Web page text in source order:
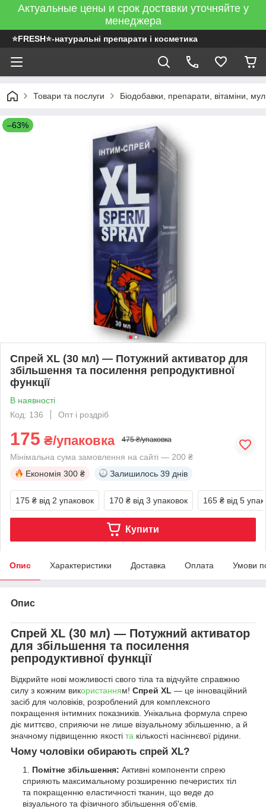
Актуальные цены и срок доставки уточняйте у
менеджера
⭐FRESH⭐-натуральні препарати і косметика
Товари та послуги Біодобавки, препарати, вітаміни,
–63%
Спрей XL (30 мл) — Потужний активатор для
збільшення та посилення репродуктивної
функції
В наявності
Код: 136
Опт і роздріб
175 ₴/упаковка 475 ₴/упаковка
Мінімальна сума замовлення на сайті — 200 ₴
Економія 300 ₴ Залишилось 39 днів
175 ₴ від 2 упаковок 170 ₴ від 3 упаковок 165 ₴ від 5
Купити
Опис Характеристики Доставка Оплата Умови
Опис
Спрей XL (30 мл) — Потужний активатор
для збільшення та посилення
репродуктивної функції
Відкрийте нові можливості свого тіла та відчуйте справжню
силу з кожним використанням! Спрей XL — це інноваційний
засіб для чоловіків, розроблений для комплексного
покращення інтимних показників. Унікальна формула спрею
діє миттєво, сприяючи не лише візуальному збільшенню, а й
значному підвищенню якості та кількості насіннєвої рідини.
Чому чоловіки обирають спрей XL?
Помітне збільшення: Активні компоненти спрею
сприяють максимальному розширенню печеристих тіл
та покращенню еластичності тканин, що веде до
візуального та фізичного збільшення об'ємів.